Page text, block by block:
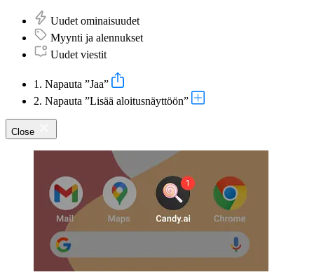
Uudet ominaisuudet
Myynti ja alennukset
Uudet viestit
1. Napauta ”Jaa”
2. Napauta ”Lisää aloitusnäyttöön”
Close